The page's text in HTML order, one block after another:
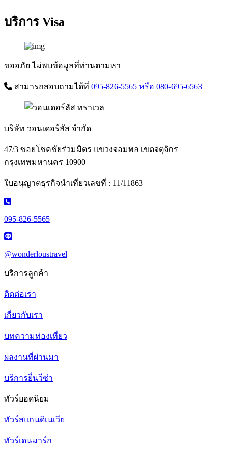
บริการ Visa
ขออภัย ไม่พบข้อมูลที่ท่านตามหา
สามารถสอบถามได้ที่ 095-826-5565 หรือ 080-695-6563
บริษัท วอนเดอร์ลัส จำกัด
47/3 ซอยโชคชัยร่วมมิตร แขวงจอมพล เขตจตุจักร
กรุงเทพมหานคร 10900
ใบอนุญาตธุรกิจนำเที่ยวเลขที่ : 11/11863
095-826-5565
@wonderloustravel
บริการลูกค้า
ติดต่อเรา
เกี่ยวกับเรา
บทความท่องเที่ยว
ผลงานที่ผ่านมา
บริการยื่นวีซ่า
ทัวร์ยอดนิยม
ทัวร์สแกนดิเนเวีย
ทัวร์เดนมาร์ก